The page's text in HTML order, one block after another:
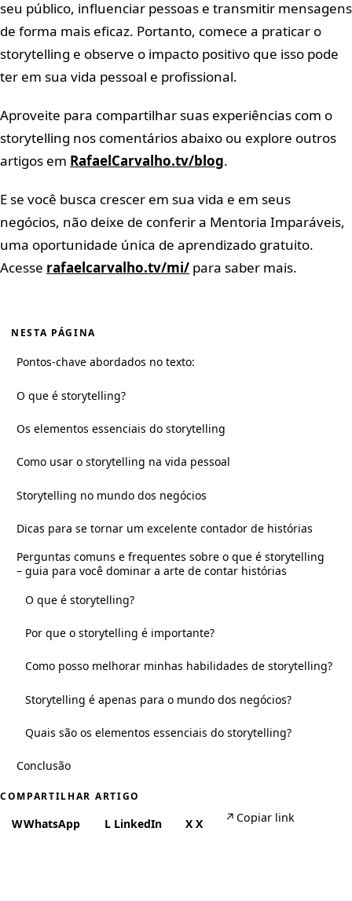
seu público, influenciar pessoas e transmitir mensagens
de forma mais eficaz. Portanto, comece a praticar o
storytelling e observe o impacto positivo que isso pode
ter em sua vida pessoal e profissional.
Aproveite para compartilhar suas experiências com o
storytelling nos comentários abaixo ou explore outros
artigos em RafaelCarvalho.tv/blog.
E se você busca crescer em sua vida e em seus
negócios, não deixe de conferir a Mentoria Imparáveis,
uma oportunidade única de aprendizado gratuito.
Acesse rafaelcarvalho.tv/mi/ para saber mais.
NESTA PÁGINA
Pontos-chave abordados no texto:
O que é storytelling?
Os elementos essenciais do storytelling
Como usar o storytelling na vida pessoal
Storytelling no mundo dos negócios
Dicas para se tornar um excelente contador de histórias
Perguntas comuns e frequentes sobre o que é storytelling
– guia para você dominar a arte de contar histórias
O que é storytelling?
Por que o storytelling é importante?
Como posso melhorar minhas habilidades de storytelling?
Storytelling é apenas para o mundo dos negócios?
Quais são os elementos essenciais do storytelling?
Conclusão
COMPARTILHAR ARTIGO
WWhatsApp L LinkedIn X X ↗ Copiar link